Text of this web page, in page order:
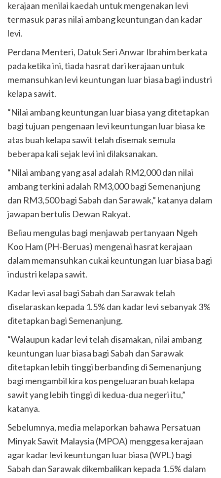
kerajaan menilai kaedah untuk mengenakan levi
termasuk paras nilai ambang keuntungan dan kadar
levi.
Perdana Menteri, Datuk Seri Anwar Ibrahim berkata
pada ketika ini, tiada hasrat dari kerajaan untuk
memansuhkan levi keuntungan luar biasa bagi industri
kelapa sawit.
“Nilai ambang keuntungan luar biasa yang ditetapkan
bagi tujuan pengenaan levi keuntungan luar biasa ke
atas buah kelapa sawit telah disemak semula
beberapa kali sejak levi ini dilaksanakan.
“Nilai ambang yang asal adalah RM2,000 dan nilai
ambang terkini adalah RM3,000 bagi Semenanjung
dan RM3,500 bagi Sabah dan Sarawak,” katanya dalam
jawapan bertulis Dewan Rakyat.
Beliau mengulas bagi menjawab pertanyaan Ngeh
Koo Ham (PH-Beruas) mengenai hasrat kerajaan
dalam memansuhkan cukai keuntungan luar biasa bagi
industri kelapa sawit.
Kadar levi asal bagi Sabah dan Sarawak telah
diselaraskan kepada 1.5% dan kadar levi sebanyak 3%
ditetapkan bagi Semenanjung.
“Walaupun kadar levi telah disamakan, nilai ambang
keuntungan luar biasa bagi Sabah dan Sarawak
ditetapkan lebih tinggi berbanding di Semenanjung
bagi mengambil kira kos pengeluaran buah kelapa
sawit yang lebih tinggi di kedua-dua negeri itu,”
katanya.
Sebelumnya, media melaporkan bahawa Persatuan
Minyak Sawit Malaysia (MPOA) menggesa kerajaan
agar kadar levi keuntungan luar biasa (WPL) bagi
Sabah dan Sarawak dikembalikan kepada 1.5% dalam